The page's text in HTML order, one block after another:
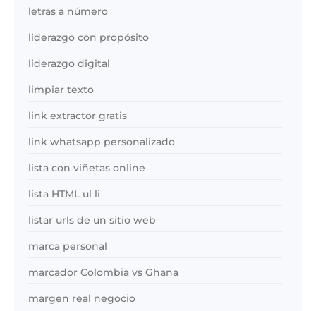
letras a número
liderazgo con propósito
liderazgo digital
limpiar texto
link extractor gratis
link whatsapp personalizado
lista con viñetas online
lista HTML ul li
listar urls de un sitio web
marca personal
marcador Colombia vs Ghana
margen real negocio